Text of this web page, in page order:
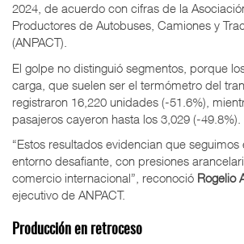
2024, de acuerdo con cifras de la
Productores de Autobuses, Camiones y
(ANPACT).
El golpe no distinguió segmentos, porque
carga, que suelen ser el termómetro del
registraron 16,220 unidades (-51.6%),
pasajeros cayeron hasta los 3,029 (-49.8%).
“Estos resultados evidencian que
entorno desafiante, con presiones
comercio internacional”, reconoció Rogelio
ejecutivo de ANPACT.
Producción en retroceso